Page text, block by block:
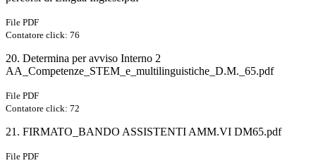
File PDF
Contatore click: 76
20. Determina per avviso Interno 2
AA_Competenze_STEM_e_multilinguistiche_D.M._65.pdf
File PDF
Contatore click: 72
21. FIRMATO_BANDO ASSISTENTI AMM.VI DM65.pdf
File PDF